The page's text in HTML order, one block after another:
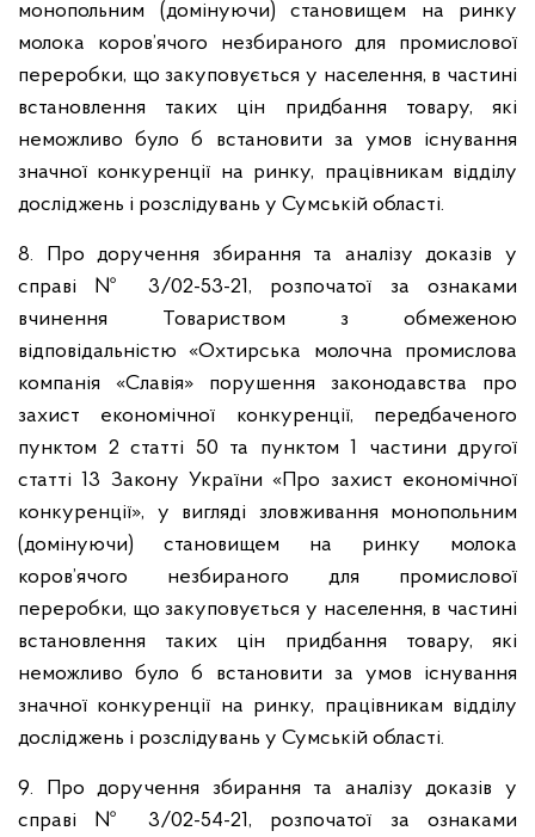
монопольним (домінуючи) становищем на ринку
молока коров’ячого незбираного для промислової
переробки, що закуповується у населення, в частині
встановлення таких цін придбання товару, які
неможливо було б встановити за умов існування
значної конкуренції на ринку, працівникам відділу
досліджень і розслідувань у Сумській області.
8. Про доручення збирання та аналізу доказів у
справі № 3/02-53-21, розпочатої за ознаками
вчинення Товариством з обмеженою
відповідальністю «Охтирська молочна промислова
компанія «Славія» порушення законодавства про
захист економічної конкуренції, передбаченого
пунктом 2 статті 50 та пунктом 1 частини другої
статті 13 Закону України «Про захист економічної
конкуренції», у вигляді зловживання монопольним
(домінуючи) становищем на ринку молока
коров’ячого незбираного для промислової
переробки, що закуповується у населення, в частині
встановлення таких цін придбання товару, які
неможливо було б встановити за умов існування
значної конкуренції на ринку, працівникам відділу
досліджень і розслідувань у Сумській області.
9. Про доручення збирання та аналізу доказів у
справі № 3/02-54-21, розпочатої за ознаками